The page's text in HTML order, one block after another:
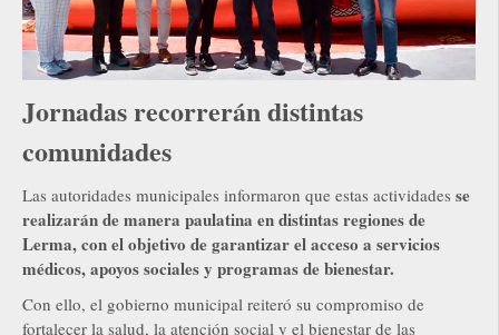
Jornadas recorrerán distintas
comunidades
Las autoridades municipales informaron que estas actividades se
realizarán de manera paulatina en distintas regiones de
Lerma, con el objetivo de garantizar el acceso a servicios
médicos, apoyos sociales y programas de bienestar.
Con ello, el gobierno municipal reiteró su compromiso de
fortalecer la salud, la atención social y el bienestar de las